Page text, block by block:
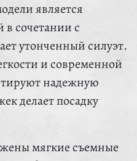
является
в сочетании с
утонченный силуэт.
и современной
надежную
делает посадку
мягкие съемные